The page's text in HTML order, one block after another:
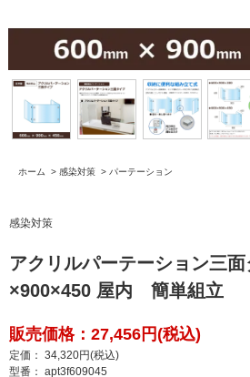
ホーム > 感染対策 > パーテーション
感染対策
アクリルパーテーション三
×900×450 屋内 簡単組立
販売価格：27,456円(税込)
定価： 34,320円(税込)
型番： apt3f609045